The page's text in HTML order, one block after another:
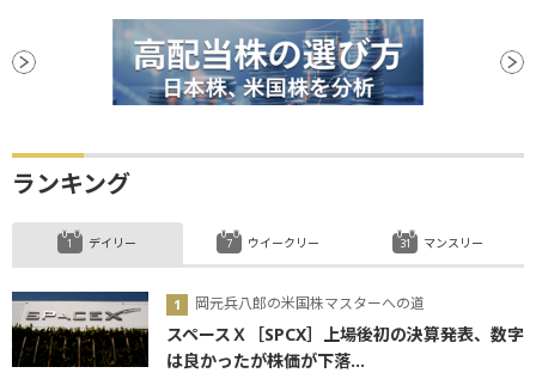
ランキング
デイリー
岡元兵八郎の米国株マスターへの道
スペースＸ［SPCX］上場後初の決算発表、数字
は良かったが株価が下落...
ウイークリー マンスリー